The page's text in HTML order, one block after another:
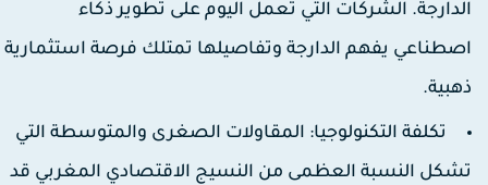
الشركات التي تعمل اليوم على تطوير ذكاء
يفهم الدارجة وتفاصيلها تمتلك فرصة استثمارية
تكلفة التكنولوجيا:المقاولات الصغرى والمتوسطة التي
النسبة العظمى من النسيج الاقتصادي المغربي قد